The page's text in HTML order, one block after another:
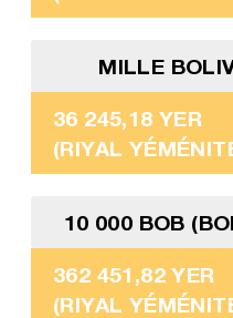
MILLE
36 245,18 YER
(RIYAL
10 000 BOB
362 451,82 YER
(RIYAL